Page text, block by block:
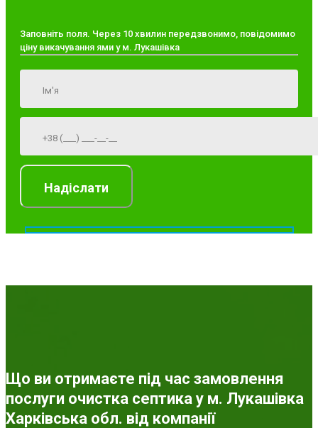
Заповніть поля. Через 10 хвилин передзвонимо, повідомимо
ціну викачування ями у м. Лукашівка
Що ви отримаєте під час замовлення
послуги очистка септика у м. Лукашівка
Харківська обл. від компанії